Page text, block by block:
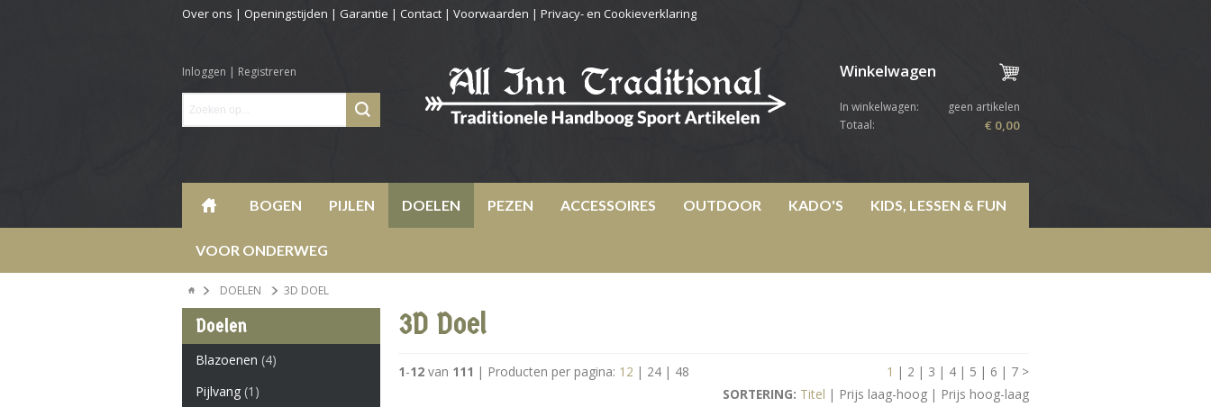
Over ons | Openingstijden | Garantie | Contact | Voorwaarden | Privacy- en Cookieverklaring
Inloggen | Registreren Winkelwagen
In winkelwagen:
geen artikelen
Totaal:
€ 0,00
BOGEN PIJLEN DOELEN PEZEN ACCESSOIRES OUTDOOR KADO'S KIDS, LESSEN & FUN
VOOR ONDERWEG
DOELEN 3D DOEL
Doelen
Blazoenen (4)
Pijlvang (1)
3D Doel
1-12 van 111 | Producten per pagina: 12 | 24 | 48 1 | 2 | 3 | 4 | 5 | 6 | 7 >
SORTERING: Titel | Prijs laag-hoog | Prijs hoog-laag